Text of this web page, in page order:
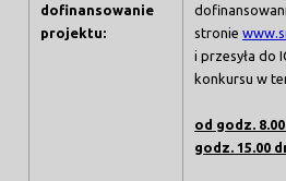
dofinansowanie
projektu:
stronie
i przesyła do
konkursu w
od godz.
godz. 15.00